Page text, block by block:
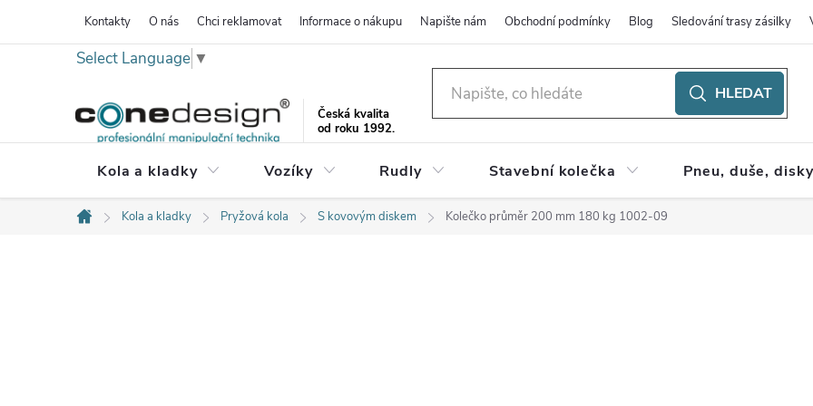
na
Kontakty O nás Chci reklamovat Informace o nákupu Napište nám Obchodní podmínky Blog Sledování trasy zásilky
Select Language ▼
Česká kvalita
od roku 1992.
HLEDAT
Kola a kladky Vozíky Rudly Stavební kolečka Pneu, duše, disky
Domů
Kola a kladky Pryžová kola S kovovým diskem Kolečko průměr 200 mm 180 kg 1002-09